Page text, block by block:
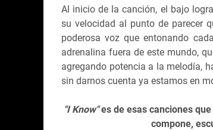
Al inicio de la canción, el bajo
su velocidad al punto de parecer
poderosa voz que entonando
adrenalina fuera de este mundo,
agregando potencia a la melodía,
sin darnos cuenta ya estamos en
"I Know"es de esas canciones
compone,